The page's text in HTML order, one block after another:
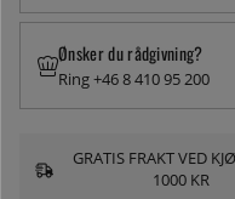
Ønsker du rådgivning?
Ring +46 8 410 95 200
GRATIS FRAKT VED
1000 KR